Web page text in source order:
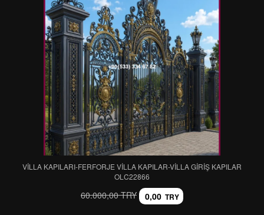
VİLLA KAPILARI-FERFORJE VİLLA KAPILAR-VİLLA GİRİŞ KAPILAR
OLC22866
60.000,00 TRY 0,00 TRY